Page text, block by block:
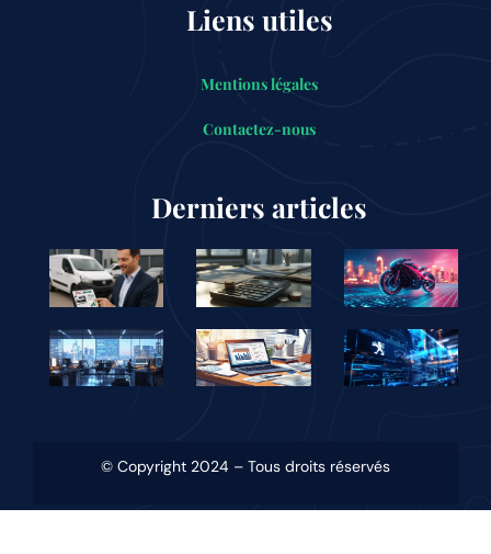
Liens utiles
Mentions légales
Contactez-nous
Derniers articles
© Copyright 2024 – Tous droits réservés